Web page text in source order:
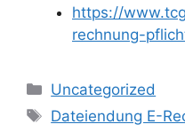
https://
rechnung-
Kategorien
Uncategorized
Schlagwörter
Dateiendung E-